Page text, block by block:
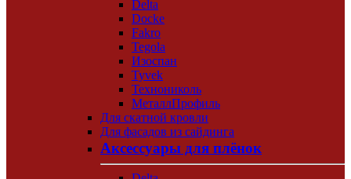
Delta
Docke
Fakro
Tegola
Изоспан
Tyvek
Технониколь
МеталлПрофиль
Для скатной кровли
Для фасадов из сайдинга
Аксессуары для плёнок